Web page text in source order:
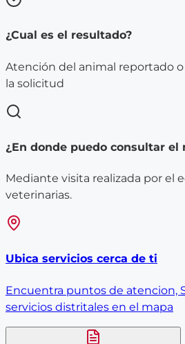
¿Cual es el resultado?
Atención del animal reportado
la solicitud
¿En donde puedo consultar el
Mediante visita realizada por el
veterinarias.
Ubica servicios cerca de ti
Encuentra puntos de atencion,
servicios distritales en el mapa